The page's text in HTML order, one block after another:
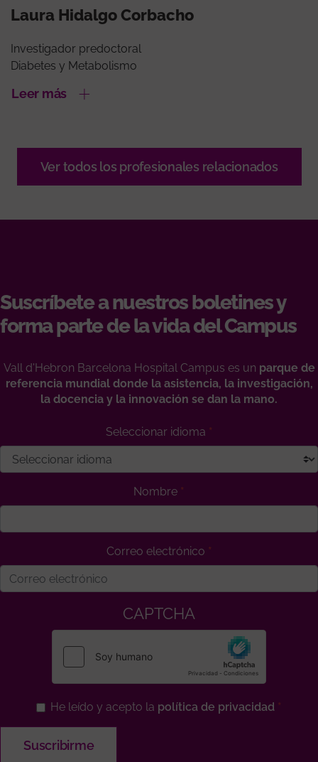
Laura Hidalgo Corbacho
Investigador predoctoral
Diabetes y Metabolismo
Leer más
Ver todos los profesionales relacionados
Suscríbete a nuestros boletines y
forma parte de la vida del Campus
Vall d'Hebron Barcelona Hospital Campus es un parque de
referencia mundial donde la asistencia, la investigación,
la docencia y la innovación se dan la mano.
Seleccionar idioma
Nombre
Correo electrónico
CAPTCHA
He leído y acepto la política de privacidad